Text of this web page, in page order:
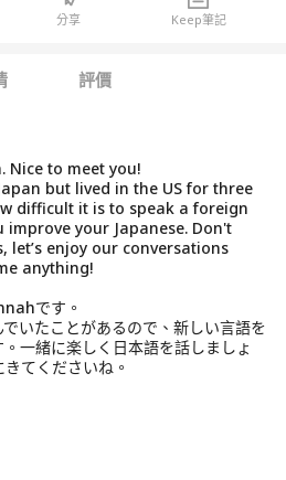
分享 Keep筆記
評價
Nice to meet you!
but lived in the US for three
difficult it is to speak a foreign
improve your Japanese. Don't
let’s enjoy our conversations
anything!
です。
いたことがあるので、新しい言語を
一緒に楽しく日本語を話しましょ
てくださいね。